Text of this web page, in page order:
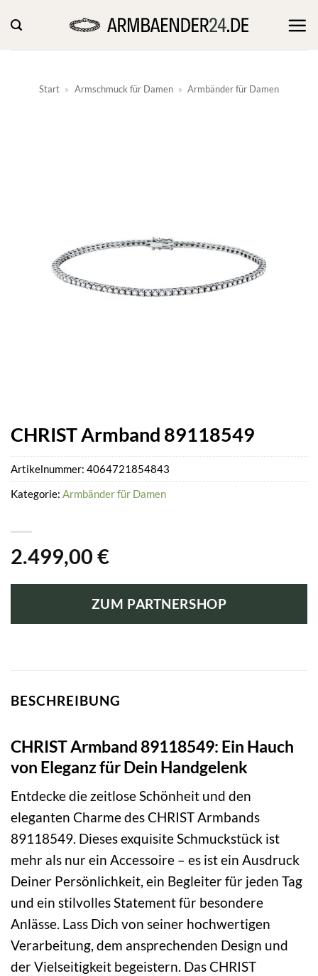
Inhalt
springen
Start » Armschmuck für Damen » Armbänder für Damen
CHRIST Armband 89118549
2.499,00 €
ZUM PARTNERSHOP
Artikelnummer: 4064721854843
Kategorie: Armbänder für Damen
BESCHREIBUNG
CHRIST Armband 89118549: Ein Hauch
von Eleganz für Dein Handgelenk
Entdecke die zeitlose Schönheit und den
eleganten Charme des CHRIST Armbands
89118549. Dieses exquisite Schmuckstück ist
mehr als nur ein Accessoire – es ist ein Ausdruck
Deiner Persönlichkeit, ein Begleiter für jeden Tag
und ein stilvolles Statement für besondere
Anlässe. Lass Dich von seiner hochwertigen
Verarbeitung, dem ansprechenden Design und
der Vielseitigkeit begeistern. Das CHRIST